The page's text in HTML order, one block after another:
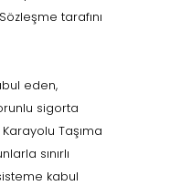
tarafını
eden,
sigorta
Taşıma
sınırlı
kabul